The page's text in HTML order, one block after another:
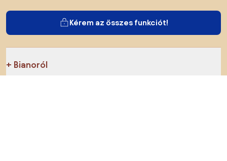
Kérem az összes funkciót!
Bianoról